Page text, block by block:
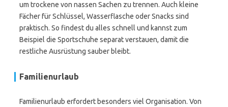
um trockene von nassen Sachen zu trennen. Auch kleine
Fächer für Schlüssel, Wasserflasche oder Snacks sind
praktisch. So findest du alles schnell und kannst zum
Beispiel die Sportschuhe separat verstauen, damit die
restliche Ausrüstung sauber bleibt.
Familienurlaub
Familienurlaub erfordert besonders viel Organisation. Von